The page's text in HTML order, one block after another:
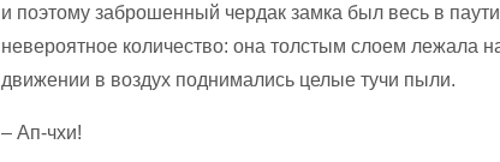
и поэтому заброшенный чердак замка был весь в
невероятное количество: она толстым слоем лежала
движении в воздух поднимались целые тучи пыли.
– Ап-чхи!